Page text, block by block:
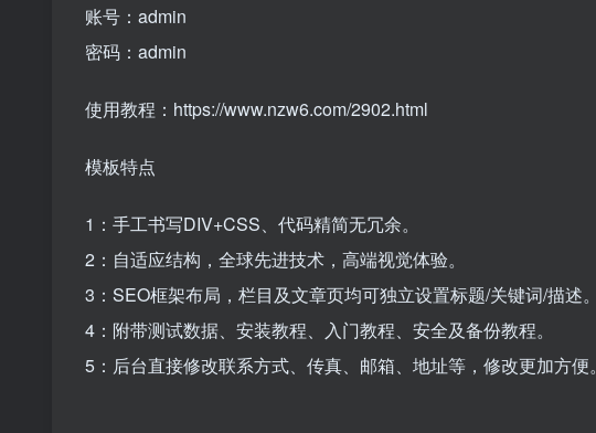
账号：admin
密码：admin
使用教程：https://www.nzw6.com/2902.html
模板特点
1：手工书写DIV+CSS、代码精简无冗余。
2：自适应结构，全球先进技术，高端视觉体验。
3：SEO框架布局，栏目及文章页均可独立设置标题/关键词/描述。
4：附带测试数据、安装教程、入门教程、安全及备份教程。
5：后台直接修改联系方式、传真、邮箱、地址等，修改更加方便。